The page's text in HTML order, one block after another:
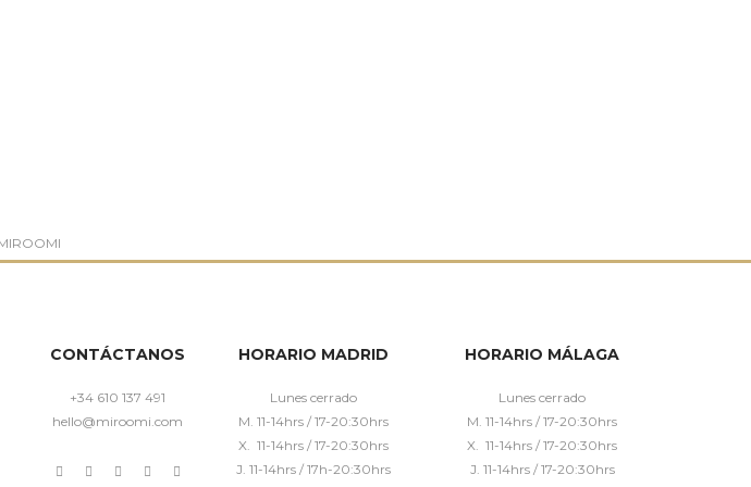
CONTÁCTANOS
+34 610 137 491
hello@miroomi.com
HORARIO MADRID
Lunes cerrado
M. 11-14hrs / 17-20:30hrs
X. 11-14hrs / 17-20:30hrs
J. 11-14hrs / 17h-20:30hrs
HORARIO MÁLAGA
Lunes cerrado
M. 11-14hrs / 17-20:30hrs
X. 11-14hrs / 17-20:30hrs
J. 11-14hrs / 17-20:30hrs